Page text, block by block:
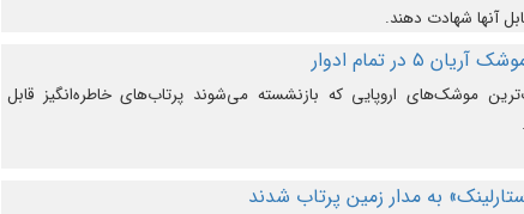
آنها شهادت دهند.
موشک‌های اروپایی که بازنشسته می‌شوند پرتاب‌های خاطره‌انگیز قابل